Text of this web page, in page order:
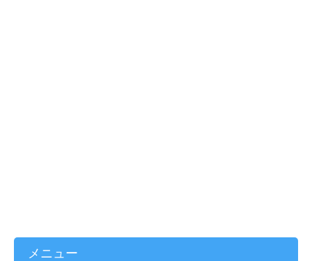
メニュー